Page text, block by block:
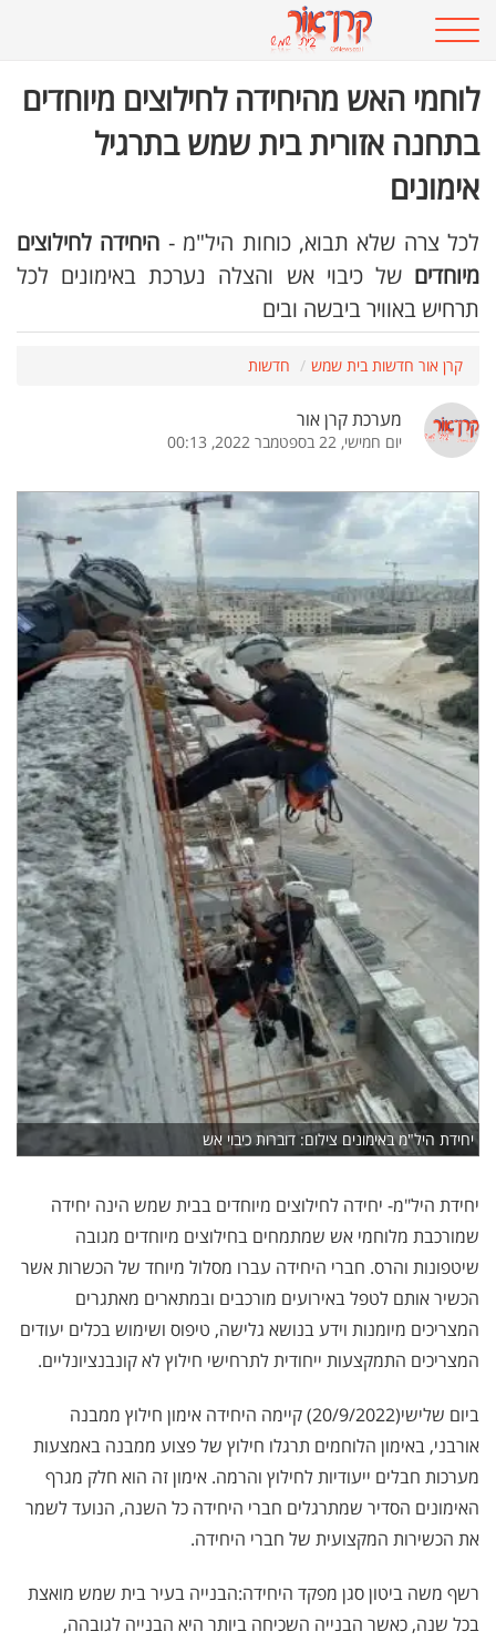
לוחמי האש מהיחידה לחילוצים מיוחדים
בתחנה אזורית בית שמש בתרגיל
אימונים
לכל צרה שלא תבוא, כוחות היל"מ - היחידה לחילוצים
מיוחדים של כיבוי אש והצלה נערכת באימונים לכל
תרחיש באוויר ביבשה ובים
קרן אור חדשות בית שמש חדשות
מערכת קרן אור
יום חמישי, 22 בספטמבר 2022, 00:13
יחידת היל"מ באימונים צילום: דוברות כיבוי אש
יחידת היל"מ- יחידה לחילוצים מיוחדים בבית שמש הינה יחידה
שמורכבת מלוחמי אש שמתמחים בחילוצים מיוחדים מגובה
שיטפונות והרס. חברי היחידה עברו מסלול מיוחד של הכשרות אשר
הכשיר אותם לטפל באירועים מורכבים ובמתארים מאתגרים
המצריכים מיומנות וידע בנושא גלישה, טיפוס ושימוש בכלים יעודים
המצריכים התמקצעות ייחודית לתרחישי חילוץ לא קונבנציונליים.
ביום שלישי(20/9/2022) קיימה היחידה אימון חילוץ ממבנה
אורבני, באימון הלוחמים תרגלו חילוץ של פצוע ממבנה באמצעות
מערכות חבלים ייעודיות לחילוץ והרמה. אימון זה הוא חלק מגרף
האימונים הסדיר שמתרגלים חברי היחידה כל השנה, הנועד לשמר
את הכשירות המקצועית של חברי היחידה.
רשף משה ביטון סגן מפקד היחידה:הבנייה בעיר בית שמש מואצת
בכל שנה, כאשר הבנייה השכיחה ביותר היא הבנייה לגובהה,